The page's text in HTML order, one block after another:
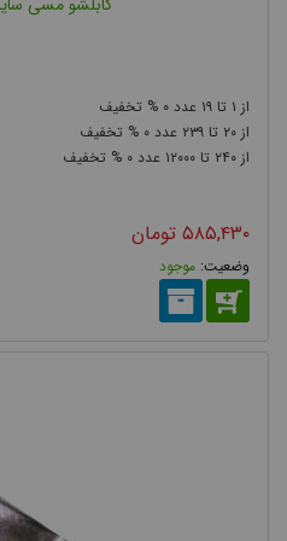
استفاده از کابلشو غیر استاندارد و
اتصال و یا اتصال کوتاه شود و
برقی تحمیل کند. به عنوان مثال
مسی کم ضخامت، باعث می شود تا
۱ ۱۹
۰
۲۰
۲۳۹
۰
۲۴۰
۱۲۰۰۰ ۰
۵۸۵,۴۳۰ تومان
موجود